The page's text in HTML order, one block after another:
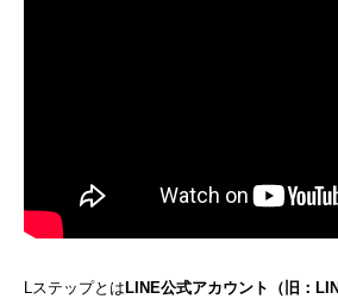
Lステップとは LINE公式アカウント（旧：